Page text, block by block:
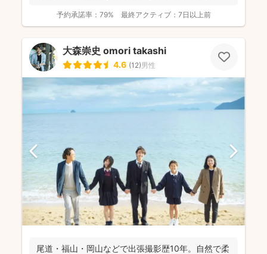
予約承諾率： 79% 最終アクティブ： 7日以上前
大森崇史 omori takashi
4.6 (12)男性
尾道・福山・岡山などで出張撮影歴10年。自然で柔